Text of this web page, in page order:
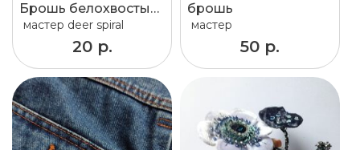
Брошь белохвостый олень
мастер deer spiral
20 р.
брошь
мастер
50 р.